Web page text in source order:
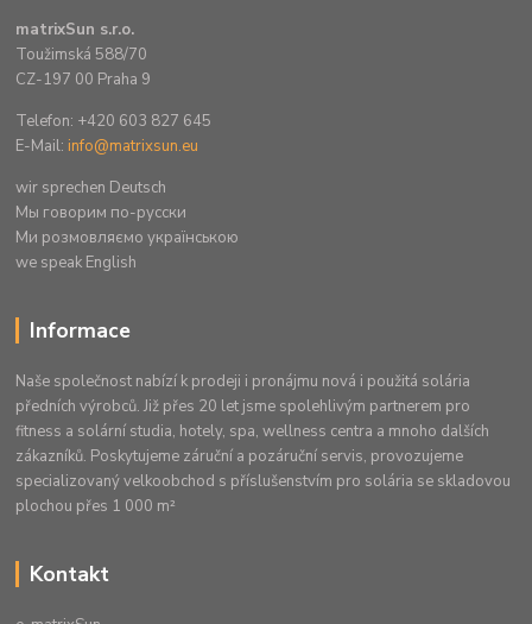
matrixSun s.r.o.
Toužimská 588/70
CZ-197 00 Praha 9
Telefon: +420 603 827 645
E-Mail: info@matrixsun.eu
wir sprechen Deutsch
Mы говорим по-русски
Ми розмовляємо українською
we speak English
Informace
Naše společnost nabízí k prodeji i pronájmu nová i použitá solária
předních výrobců. Již přes 20 let jsme spolehlivým partnerem pro
fitness a solární studia, hotely, spa, wellness centra a mnoho dalších
zákazníků. Poskytujeme záruční a pozáruční servis, provozujeme
specializovaný velkoobchod s příslušenstvím pro solária se skladovou
plochou přes 1 000 m²
Kontakt